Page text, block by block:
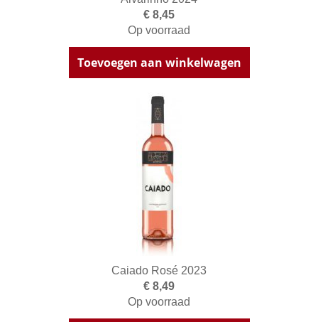
€ 8,45
Op voorraad
Toevoegen aan winkelwagen
Caiado Rosé 2023
€ 8,49
Op voorraad